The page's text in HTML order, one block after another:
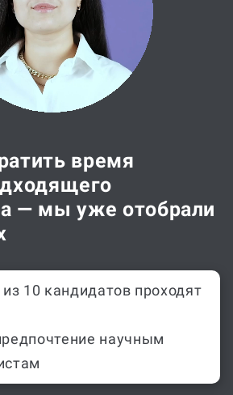
время
— мы уже отобрали
10 кандидатов проходят
научным